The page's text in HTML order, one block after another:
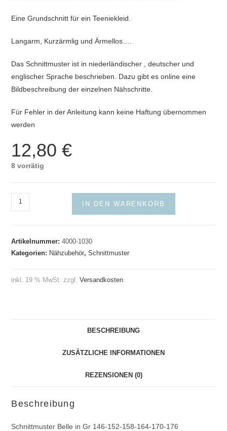
Eine Grundschnitt für ein Teeniekleid.
Langarm, Kurzärmlig und Ärmellos….
Das Schnittmuster ist in niederländischer , deutscher und
englischer Sprache beschrieben. Dazu gibt es online eine
Bildbeschreibung der einzelnen Nähschritte.
Für Fehler in der Anleitung kann keine Haftung übernommen
werden
12,80€
8 vorrätig
Super
Nova
Menge
IN DEN WARENKORB
Artikelnummer:4000-1030
Kategorien: Nähzubehör,Schnittmuster
inkl. 19 % MwSt. zzgl.Versandkosten
BESCHREIBUNG
ZUSÄTZLICHE INFORMATIONEN
REZENSIONEN (0)
Beschreibung
Schnittmuster Belle in Gr 146-152-158-164-170-176